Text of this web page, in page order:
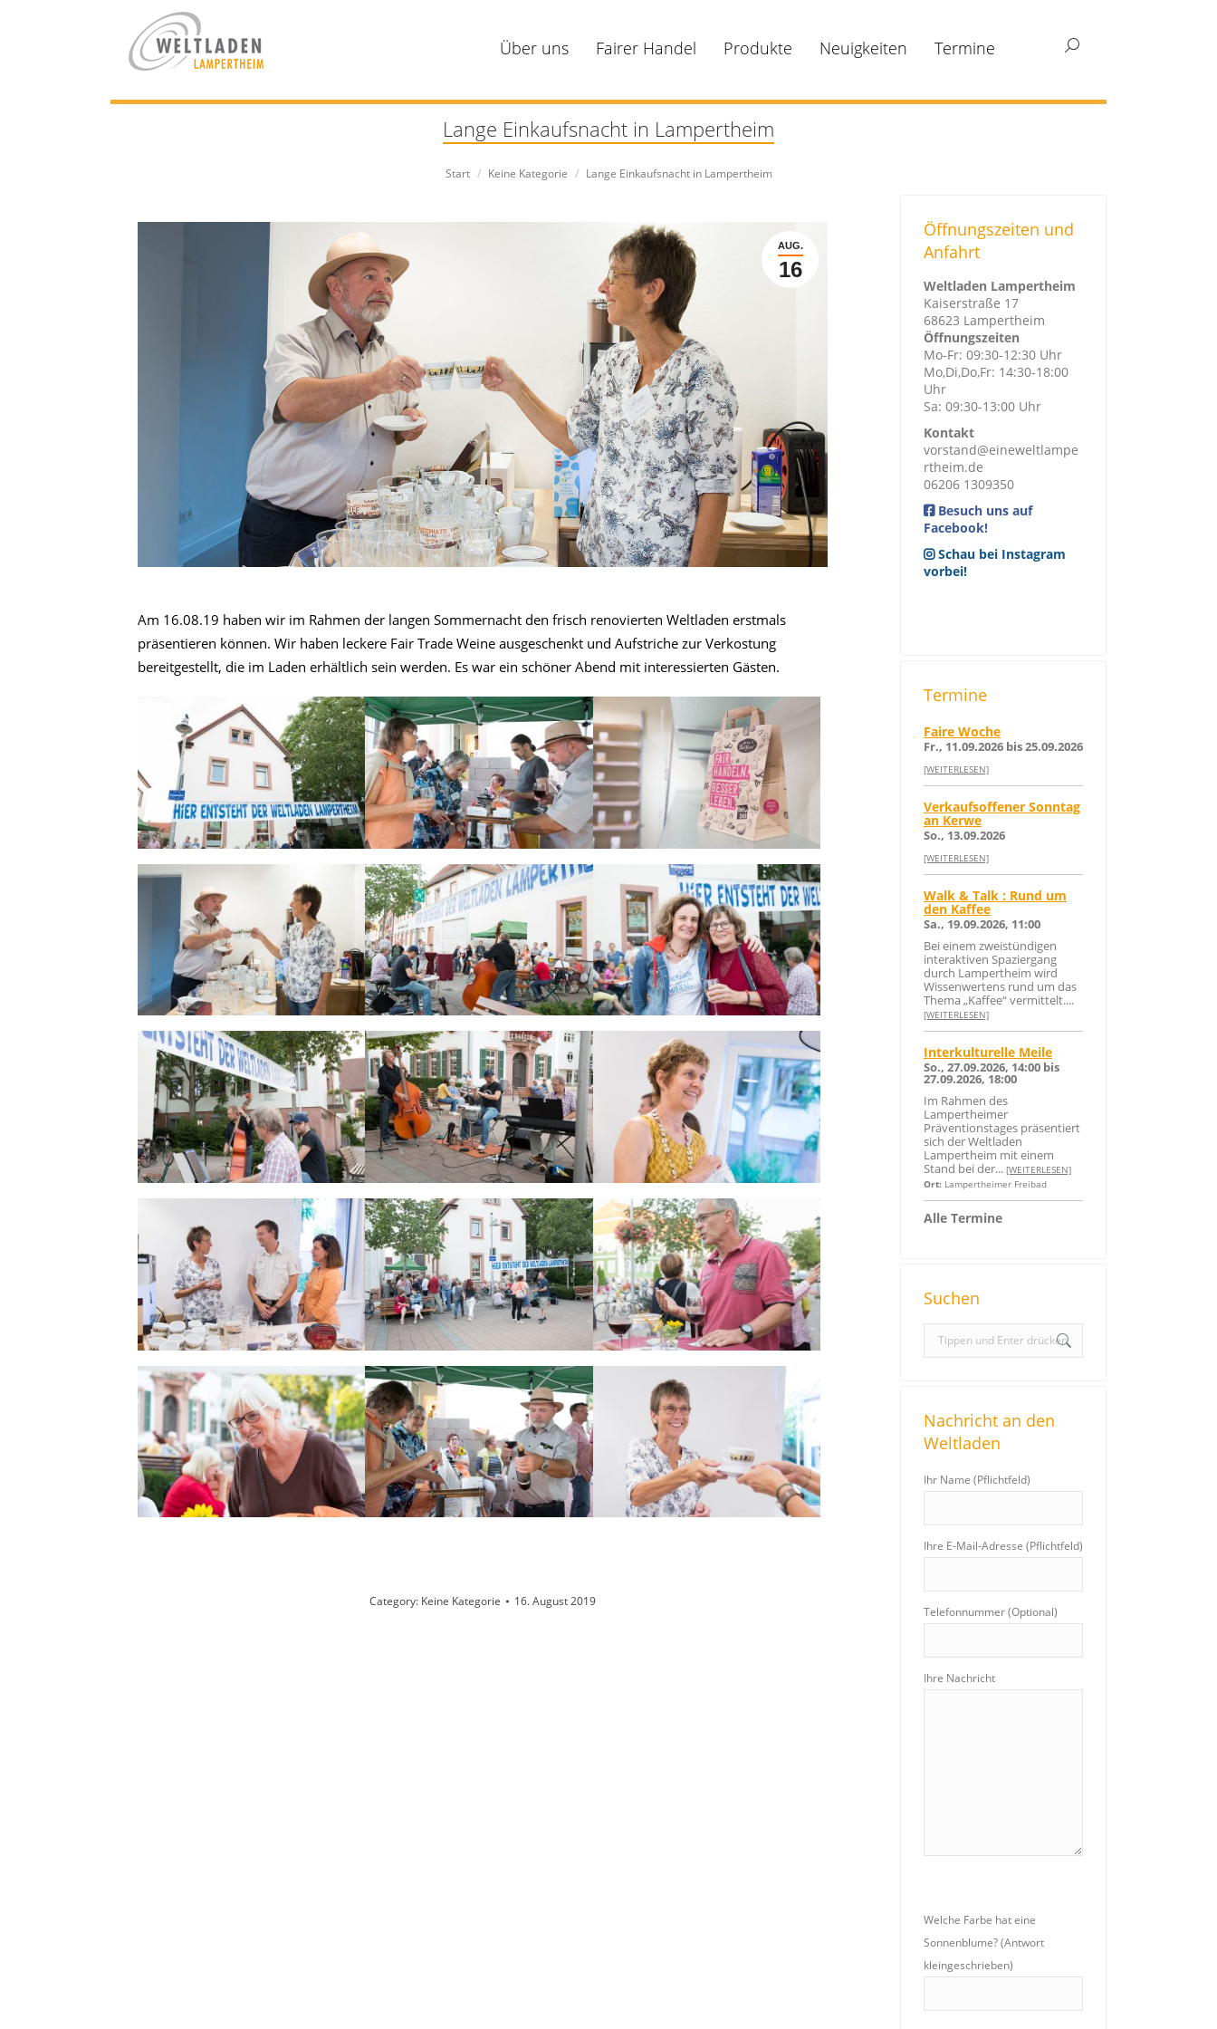
Über uns Fairer Handel Produkte Neuigkeiten Termine Search:
Lange Einkaufsnacht in Lampertheim
Sie befinden sich hier:
Start Keine Kategorie Lange Einkaufsnacht in Lampertheim
AUG.
16
Am 16.08.19 haben wir im Rahmen der langen Sommernacht den frisch renovierten Weltladen erstmals
präsentieren können. Wir haben leckere Fair Trade Weine ausgeschenkt und Aufstriche zur Verkostung
bereitgestellt, die im Laden erhältlich sein werden. Es war ein schöner Abend mit interessierten Gästen.
Category: Keine Kategorie 16. August 2019
Öffnungszeiten und
Anfahrt
Weltladen Lampertheim
Kaiserstraße 17
68623 Lampertheim
Öffnungszeiten
Mo-Fr: 09:30-12:30 Uhr
Mo,Di,Do,Fr: 14:30-18:00
Uhr
Sa: 09:30-13:00 Uhr
Kontakt
vorstand@eineweltlampe
rtheim.de
06206 1309350
Besuch uns auf
Facebook!
Schau bei Instagram
vorbei!
Termine
Faire Woche
Fr., 11.09.2026 bis 25.09.2026
[WEITERLESEN]
Verkaufsoffener Sonntag
an Kerwe
So., 13.09.2026
[WEITERLESEN]
Walk & Talk : Rund um
den Kaffee
Sa., 19.09.2026, 11:00
Bei einem zweistündigen
interaktiven Spaziergang
durch Lampertheim wird
Wissenwertens rund um das
Thema „Kaffee“ vermittelt....
[WEITERLESEN]
Interkulturelle Meile
So., 27.09.2026, 14:00 bis
27.09.2026, 18:00
Im Rahmen des
Lampertheimer
Präventionstages präsentiert
sich der Weltladen
Lampertheim mit einem
Stand bei der... [WEITERLESEN]
Ort: Lampertheimer Freibad
Alle Termine
Suchen
e
c
h
Nachricht an den
Weltladen
Ihr Name (Pflichtfeld)
Ihre E-Mail-Adresse (Pflichtfeld)
Telefonnummer (Optional)
Ihre Nachricht
Welche Farbe hat eine
Sonnenblume? (Antwort
kleingeschrieben)